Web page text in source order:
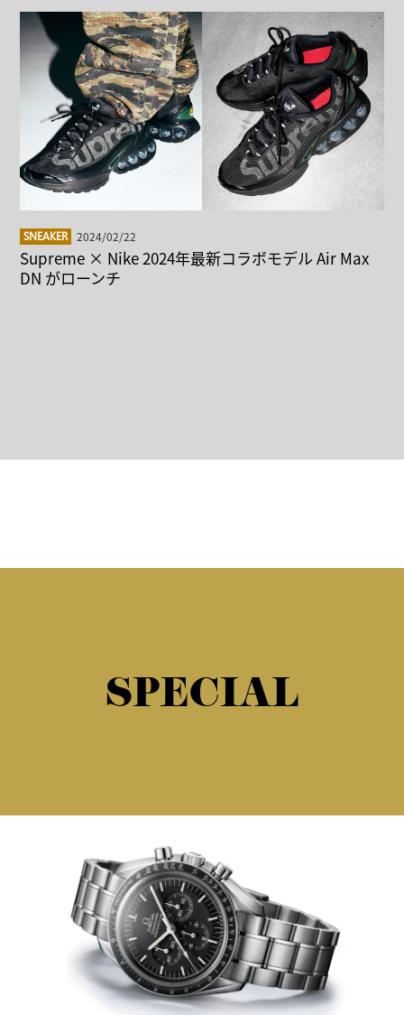
SNEAKER 2024/02/22
Supreme × Nike 2024年最新コラボモデル Air Max
DN がローンチ
SPECIAL